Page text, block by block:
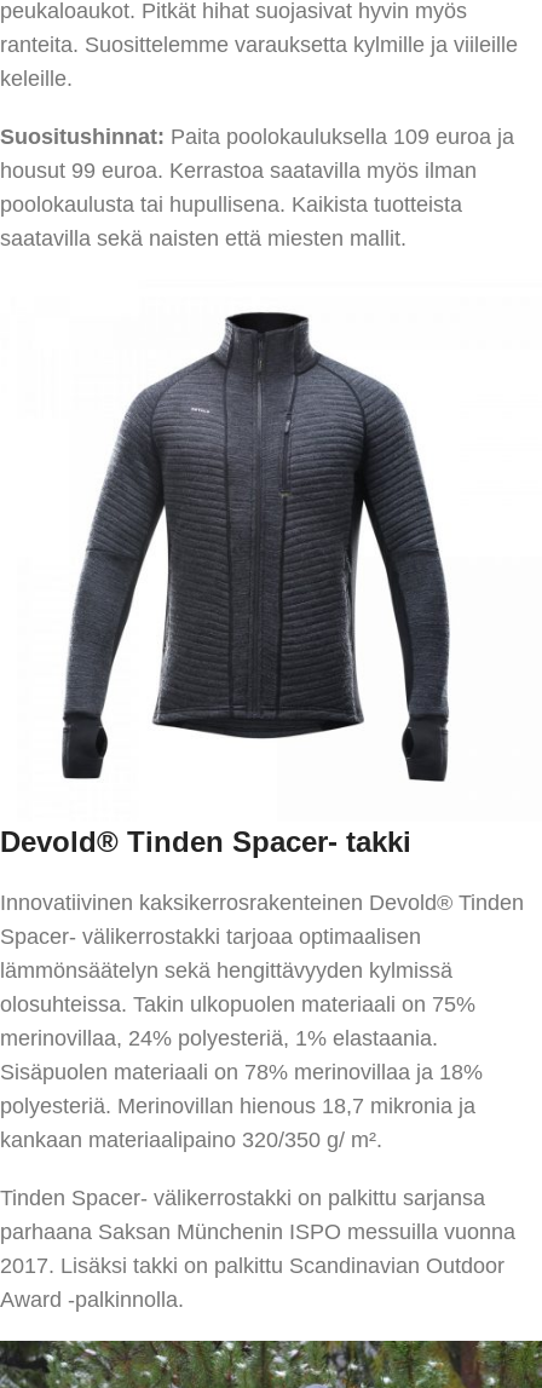
peukaloaukot. Pitkät hihat suojasivat hyvin myös
ranteita. Suosittelemme varauksetta kylmille ja viileille
keleille.
Suositushinnat: Paita poolokauluksella 109 euroa ja
housut 99 euroa. Kerrastoa saatavilla myös ilman
poolokaulusta tai hupullisena. Kaikista tuotteista
saatavilla sekä naisten että miesten mallit.
Devold® Tinden Spacer- takki
Innovatiivinen kaksikerrosrakenteinen Devold® Tinden
Spacer- välikerrostakki tarjoaa optimaalisen
lämmönsäätelyn sekä hengittävyyden kylmissä
olosuhteissa. Takin ulkopuolen materiaali on 75%
merinovillaa, 24% polyesteriä, 1% elastaania.
Sisäpuolen materiaali on 78% merinovillaa ja 18%
polyesteriä. Merinovillan hienous 18,7 mikronia ja
kankaan materiaalipaino 320/350 g/ m².
Tinden Spacer- välikerrostakki on palkittu sarjansa
parhaana Saksan Münchenin ISPO messuilla vuonna
2017. Lisäksi takki on palkittu Scandinavian Outdoor
Award -palkinnolla.